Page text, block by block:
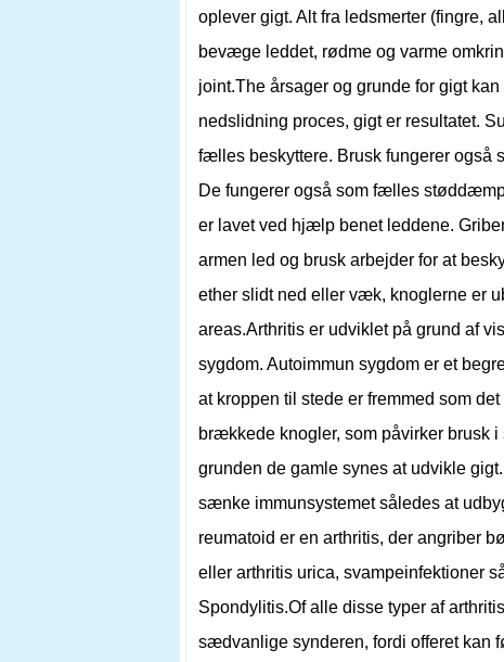
oplever gigt. Alt fra ledsmerter (fingre,
bevæge leddet, rødme og varme
joint.The årsager og grunde for gigt
nedslidning proces, gigt er resultatet.
fælles beskyttere. Brusk fungerer også
De fungerer også som fælles
er lavet ved hjælp benet leddene.
armen led og brusk arbejder for at
ether slidt ned eller væk, knoglerne er
areas.Arthritis er udviklet på grund af
sygdom. Autoimmun sygdom er et
at kroppen til stede er fremmed som
brækkede knogler, som påvirker brusk
grunden de gamle synes at udvikle
sænke immunsystemet således at
reumatoid er en arthritis, der angriber
eller arthritis urica, svampeinfektioner
Spondylitis.Of alle disse typer af
sædvanlige synderen, fordi offeret kan